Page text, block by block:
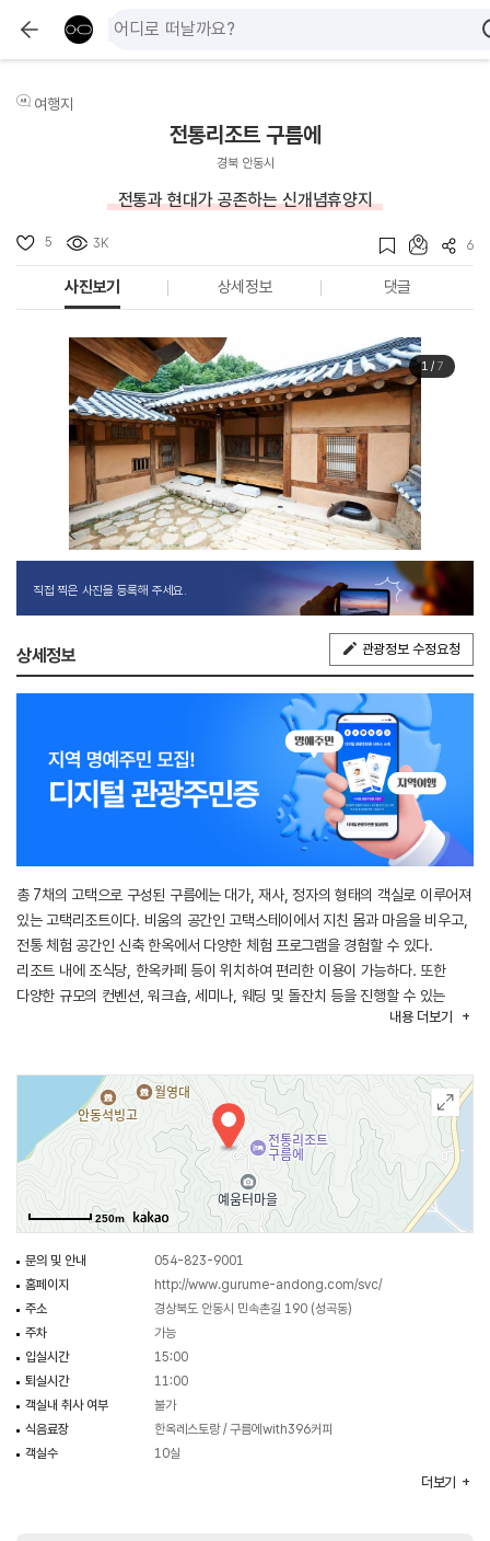
여행지
전통리조트 구름에
경북 안동시
전통과 현대가 공존하는 신개념휴양지
5 3K 6
사진보기 상세정보 댓글
1/ 7
직접 찍은 사진을 등록해 주세요.
상세정보 관광정보 수정요청
총 7채의 고택으로 구성된 구름에는 대가, 재사, 정자의 형태의 객실로 이루어져
있는 고택리조트이다. 비움의 공간인 고택스테이에서 지친 몸과 마음을 비우고,
전통 체험 공간인 신축 한옥에서 다양한 체험 프로그램을 경험할 수 있다.
리조트 내에 조식당, 한옥카페 등이 위치하여 편리한 이용이 가능하다. 또한
다양한 규모의 컨벤션, 워크숍, 세미나, 웨딩 및 돌잔치 등을 진행할 수 있는
내용 더보기
250m
문의 및 안내
054-823-9001
홈페이지
http://www.gurume-andong.com/svc/
주소
경상북도 안동시 민속촌길 190 (성곡동)
주차
가능
입실시간
15:00
퇴실시간
11:00
객실내 취사 여부
불가
식음료장
한옥레스토랑 / 구름에with396커피
객실수
10실
더보기